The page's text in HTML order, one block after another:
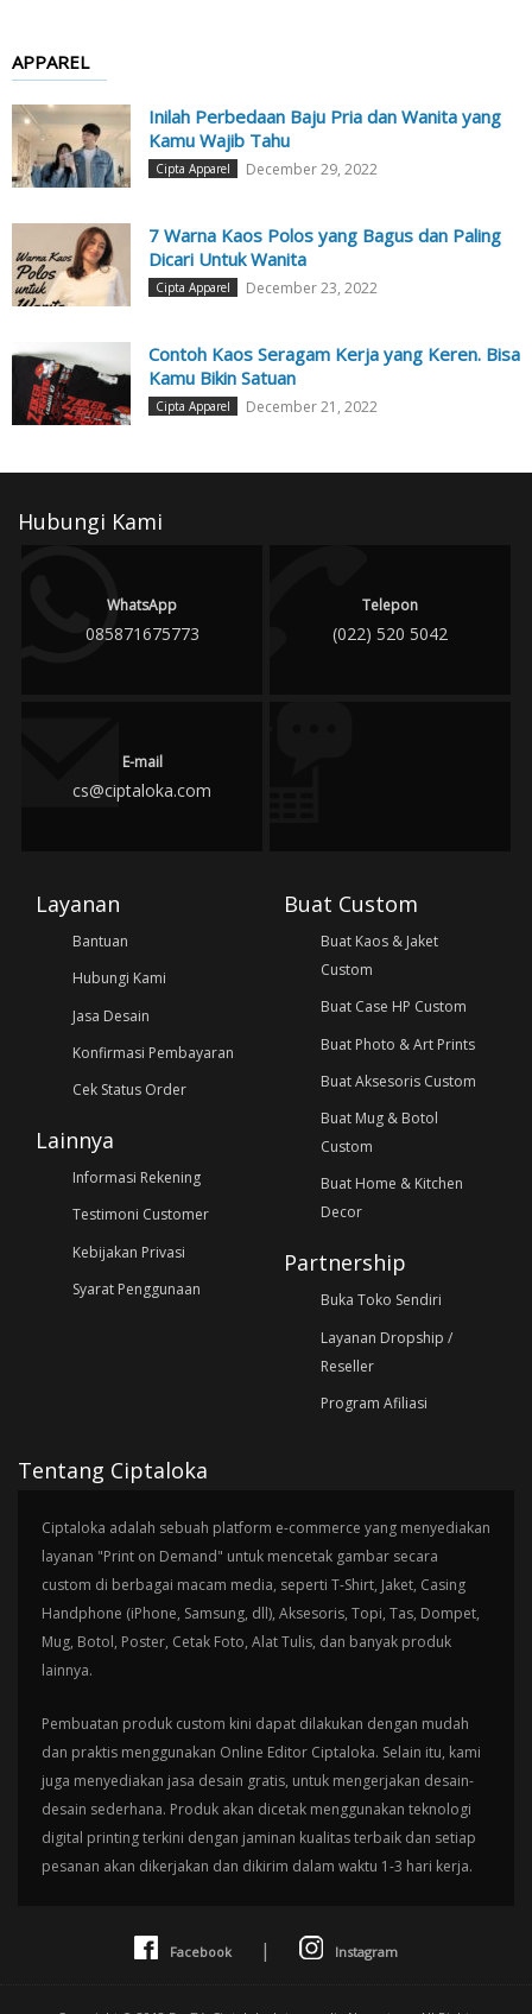
APPAREL
Inilah Perbedaan Baju Pria dan Wanita yang
Kamu Wajib Tahu
Cipta Apparel December 29, 2022
7 Warna Kaos Polos yang Bagus dan Paling
Dicari Untuk Wanita
Cipta Apparel December 23, 2022
Contoh Kaos Seragam Kerja yang Keren. Bisa
Kamu Bikin Satuan
Cipta Apparel December 21, 2022
Hubungi Kami
WhatsApp
085871675773
Telepon
(022) 520 5042
E-mail
cs@ciptaloka.com
Layanan
Bantuan
Hubungi Kami
Jasa Desain
Konfirmasi Pembayaran
Cek Status Order
Lainnya
Informasi Rekening
Testimoni Customer
Kebijakan Privasi
Syarat Penggunaan
Buat Custom
Buat Kaos & Jaket
Custom
Buat Case HP Custom
Buat Photo & Art Prints
Buat Aksesoris Custom
Buat Mug & Botol
Custom
Buat Home & Kitchen
Decor
Partnership
Buka Toko Sendiri
Layanan Dropship /
Reseller
Program Afiliasi
Tentang Ciptaloka
Ciptaloka adalah sebuah platform e-commerce yang menyediakan
layanan "Print on Demand" untuk mencetak gambar secara
custom di berbagai macam media, seperti T-Shirt, Jaket, Casing
Handphone (iPhone, Samsung, dll), Aksesoris, Topi, Tas, Dompet,
Mug, Botol, Poster, Cetak Foto, Alat Tulis, dan banyak produk
lainnya.
Pembuatan produk custom kini dapat dilakukan dengan mudah
dan praktis menggunakan Online Editor Ciptaloka. Selain itu, kami
juga menyediakan jasa desain gratis, untuk mengerjakan desain-
desain sederhana. Produk akan dicetak menggunakan teknologi
digital printing terkini dengan jaminan kualitas terbaik dan setiap
pesanan akan dikerjakan dan dikirim dalam waktu 1-3 hari kerja.
Facebook | Instagram